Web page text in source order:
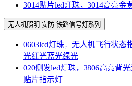
3014贴片led灯珠，3014高亮金
无人机照明 安防 铁路信号灯系列
0603led灯珠，无人机飞行状态
光红光蓝光绿光
020侧发led灯珠，3806高亮背
贴片指示灯